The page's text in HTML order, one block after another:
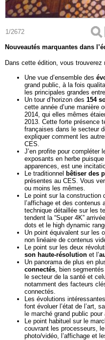
1/2672
Nouveautés marquantes dans
Dans cette édition, vous trouverez
Une vue d’ensemble des
grand public, à la fois
les principales grandes
Un tour d’horizon des 154
cette année d’une manière
2014, qui elles mêmes
2013. Cette forte présence
françaises dans le secteur
expliquer comment les
CES.
J’en profite pour compléter
exposants en herbe
apparences, est une
Le traditionnel bêtiser des
présentes au CES. Vous
ou moins les mêmes.
Le point sur la construction
l’affichage et des contenus
technique détaillée sur les
tendent la “Super 4K”
dots et le high dynamic
Un point équivalent sur les
non linéaire de contenus
Le point sur les deux
son haute-résolution et l’
Un panorama de plus en
connectés , bien
le secteur de la santé et
notamment des facteurs
connectés.
Les évolutions
font évoluer l’état de l’art,
le marché grand public pour
Le point habituel sur le
couvrant les processeurs,
photo/vidéo, l’affichage et